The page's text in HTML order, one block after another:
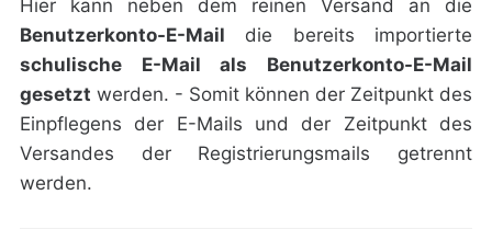
Hier kann neben dem reinen Versand an die
Benutzerkonto-E-Mail die bereits importierte
schulische E-Mail als Benutzerkonto-E-Mail
gesetzt werden. - Somit können der Zeitpunkt des
Einpflegens der E-Mails und der Zeitpunkt des
Versandes der Registrierungsmails getrennt
werden.